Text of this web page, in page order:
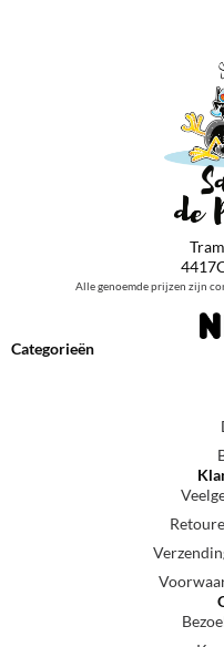
Alle genoemde prijzen zijn
Categorieën